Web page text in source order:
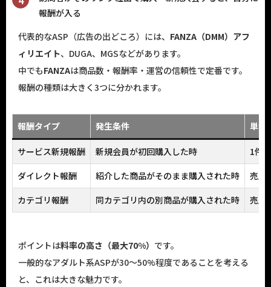
報酬が入る
代表的なASP（広告の出どころ）には、 FANZA （DMM）アフ
ィリエイト、DUGA、MGSなどがあります。
中でもFANZAは商品数・報酬率・運営の信頼性で定番です。
報酬の種類は大きく3つに分かれます。
報酬タイプ 発生条件 単価
サービス新規報酬 新規会員が初回購入した時
1件
ダイレクト報酬
紹介した商品がそのまま購入された時
売上
カテゴリ報酬
同カテゴリ内の別商品が購入された時 売上
ポイントは料率の高さ（最大70%） です。
一般的なアダルト系ASPが30〜50%程度であることを考える
と、これは大きな魅力です。